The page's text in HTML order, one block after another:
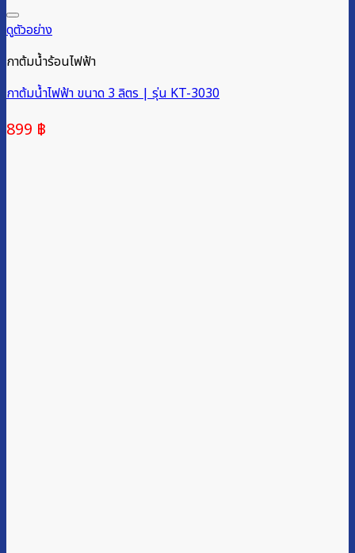
ดูตัวอย่าง
กาต้มน้ำร้อนไฟฟ้า
กาต้มน้ำไฟฟ้า ขนาด 3 ลิตร | รุ่น KT-3030
899 ฿